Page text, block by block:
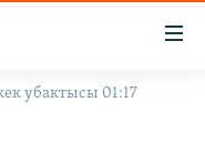
убактысы 01:17